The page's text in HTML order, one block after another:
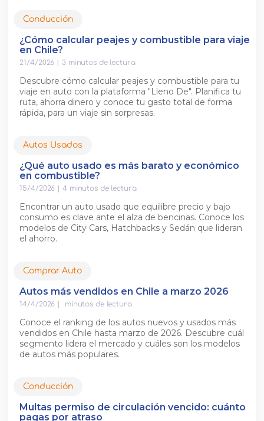
Conducción
¿Cómo calcular peajes y combustible para viaje
en Chile?
21/4/2026 3 minutos de lectura
Descubre cómo calcular peajes y combustible para tu
viaje en auto con la plataforma "Lleno De". Planifica tu
ruta, ahorra dinero y conoce tu gasto total de forma
rápida, para un viaje sin sorpresas.
Autos Usados
¿Qué auto usado es más barato y económico
en combustible?
15/4/2026 4 minutos de lectura
Encontrar un auto usado que equilibre precio y bajo
consumo es clave ante el alza de bencinas. Conoce los
modelos de City Cars, Hatchbacks y Sedán que lideran
el ahorro.
Comprar Auto
Autos más vendidos en Chile a marzo 2026
14/4/2026 minutos de lectura
Conoce el ranking de los autos nuevos y usados más
vendidos en Chile hasta marzo de 2026. Descubre cuál
segmento lidera el mercado y cuáles son los modelos
de autos más populares.
Conducción
Multas permiso de circulación vencido: cuánto
pagas por atraso